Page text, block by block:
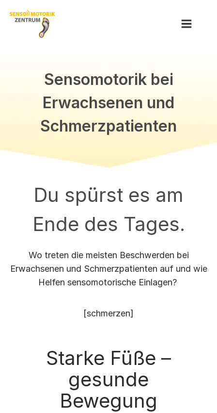
Bergisches Land
Berlin
Bremen
Dreiländereck
Halle
Hamburg
Hannover
Karlsruhe
Main-Kinzig-Kreis
Marburg
Oberhausen
Südbaden
Wolfsburg
Sensomotorik bei
Erwachsenen und
Schmerzpatienten
Du spürst es am
Ende des Tages.
Wo treten die meisten Beschwerden bei
Erwachsenen und Schmerzpatienten auf und wie
Helfen sensomotorische Einlagen?
[schmerzen]
Starke Füße –
gesunde
Bewegung